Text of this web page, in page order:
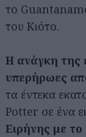
το
του Κιότο.
Η ανάγκη της
υπερήρωες
τα έντεκα
Potter σε ένα
Ειρήνης με το